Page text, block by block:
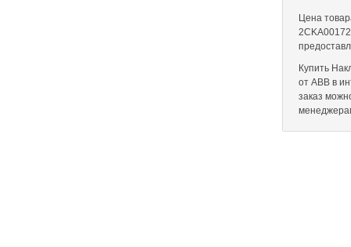
Цена
Купить
от ABB в
заказ